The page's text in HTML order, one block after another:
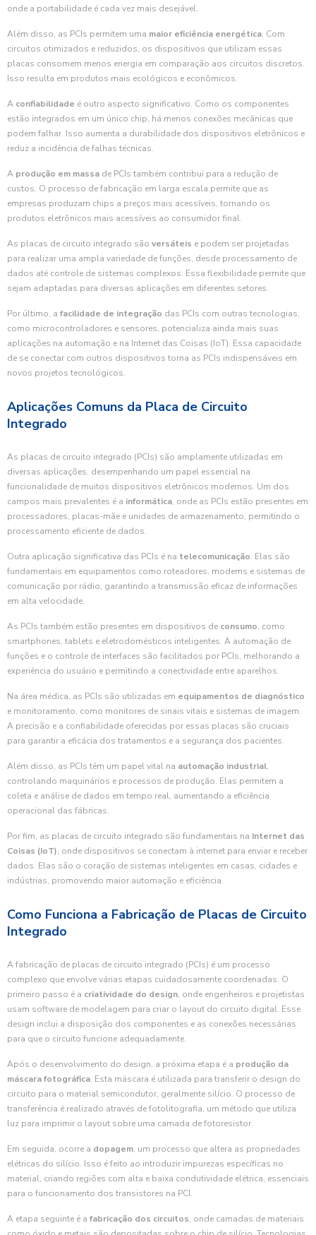
onde a portabilidade é cada vez mais desejável.
Além disso, as PCIs permitem uma maior eficiência energética. Com
circuitos otimizados e reduzidos, os dispositivos que utilizam essas
placas consomem menos energia em comparação aos circuitos discretos.
Isso resulta em produtos mais ecológicos e econômicos.
A confiabilidade é outro aspecto significativo. Como os componentes
estão integrados em um único chip, há menos conexões mecânicas que
podem falhar. Isso aumenta a durabilidade dos dispositivos eletrônicos e
reduz a incidência de falhas técnicas.
A produção em massa de PCIs também contribui para a redução de
custos. O processo de fabricação em larga escala permite que as
empresas produzam chips a preços mais acessíveis, tornando os
produtos eletrônicos mais acessíveis ao consumidor final.
As placas de circuito integrado são versáteis e podem ser projetadas
para realizar uma ampla variedade de funções, desde processamento de
dados até controle de sistemas complexos. Essa flexibilidade permite que
sejam adaptadas para diversas aplicações em diferentes setores.
Por último, a facilidade de integração das PCIs com outras tecnologias,
como microcontroladores e sensores, potencializa ainda mais suas
aplicações na automação e na Internet das Coisas (IoT). Essa capacidade
de se conectar com outros dispositivos torna as PCIs indispensáveis em
novos projetos tecnológicos.
Aplicações Comuns da Placa de Circuito
Integrado
As placas de circuito integrado (PCIs) são amplamente utilizadas em
diversas aplicações, desempenhando um papel essencial na
funcionalidade de muitos dispositivos eletrônicos modernos. Um dos
campos mais prevalentes é a informática, onde as PCIs estão presentes em
processadores, placas-mãe e unidades de armazenamento, permitindo o
processamento eficiente de dados.
Outra aplicação significativa das PCIs é na telecomunicação. Elas são
fundamentais em equipamentos como roteadores, modems e sistemas de
comunicação por rádio, garantindo a transmissão eficaz de informações
em alta velocidade.
As PCIs também estão presentes em dispositivos de consumo, como
smartphones, tablets e eletrodomésticos inteligentes. A automação de
funções e o controle de interfaces são facilitados por PCIs, melhorando a
experiência do usuário e permitindo a conectividade entre aparelhos.
Na área médica, as PCIs são utilizadas em equipamentos de diagnóstico
e monitoramento, como monitores de sinais vitais e sistemas de imagem.
A precisão e a confiabilidade oferecidas por essas placas são cruciais
para garantir a eficácia dos tratamentos e a segurança dos pacientes.
Além disso, as PCIs têm um papel vital na automação industrial,
controlando maquinários e processos de produção. Elas permitem a
coleta e análise de dados em tempo real, aumentando a eficiência
operacional das fábricas.
Por fim, as placas de circuito integrado são fundamentais na Internet das
Coisas (IoT), onde dispositivos se conectam à internet para enviar e receber
dados. Elas são o coração de sistemas inteligentes em casas, cidades e
indústrias, promovendo maior automação e eficiência.
Como Funciona a Fabricação de Placas de Circuito
Integrado
A fabricação de placas de circuito integrado (PCIs) é um processo
complexo que envolve várias etapas cuidadosamente coordenadas. O
primeiro passo é a criatividade do design, onde engenheiros e projetistas
usam software de modelagem para criar o layout do circuito digital. Esse
design inclui a disposição dos componentes e as conexões necessárias
para que o circuito funcione adequadamente.
Após o desenvolvimento do design, a próxima etapa é a produção da
máscara fotográfica. Esta máscara é utilizada para transferir o design do
circuito para o material semicondutor, geralmente silício. O processo de
transferência é realizado através de fotolitografia, um método que utiliza
luz para imprimir o layout sobre uma camada de fotoresistor.
Em seguida, ocorre a dopagem, um processo que altera as propriedades
elétricas do silício. Isso é feito ao introduzir impurezas específicas no
material, criando regiões com alta e baixa condutividade elétrica, essenciais
para o funcionamento dos transistores na PCI.
A etapa seguinte é a fabricação dos circuitos, onde camadas de materiais